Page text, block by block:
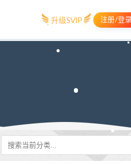
升级SVIP 注册/登